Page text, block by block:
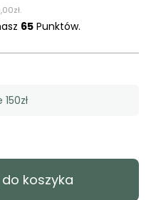
zł.
65 Punktów.
koszyka